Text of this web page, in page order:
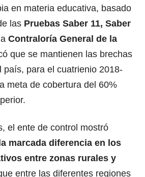
en materia educativa, basado
las Pruebas Saber 11, Saber
Contraloría General de la
que se mantienen las brechas
país, para el cuatrienio 2018-
meta de cobertura del 60%
el ente de control mostró
marcada diferencia en los
entre zonas rurales y
entre las diferentes regiones